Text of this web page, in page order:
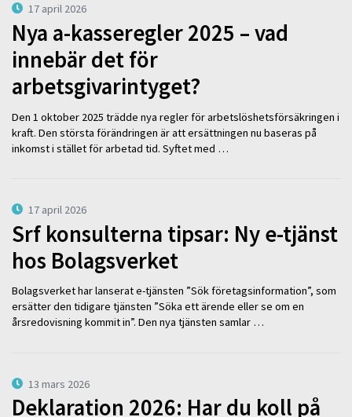
17 april 2026
Nya a-kasseregler 2025 – vad
innebär det för
arbetsgivarintyget?
Den 1 oktober 2025 trädde nya regler för arbetslöshetsförsäkringen i
kraft. Den största förändringen är att ersättningen nu baseras på
inkomst i stället för arbetad tid. Syftet med …
17 april 2026
Srf konsulterna tipsar: Ny e-tjänst
hos Bolagsverket
Bolagsverket har lanserat e-tjänsten ”Sök företagsinformation”, som
ersätter den tidigare tjänsten ”Söka ett ärende eller se om en
årsredovisning kommit in”. Den nya tjänsten samlar …
13 mars 2026
Deklaration 2026: Har du koll på